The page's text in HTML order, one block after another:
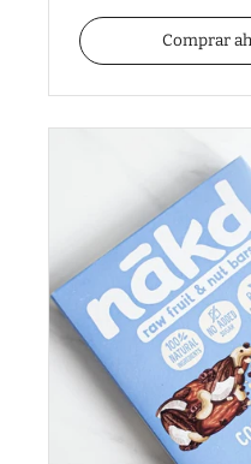
Comprar